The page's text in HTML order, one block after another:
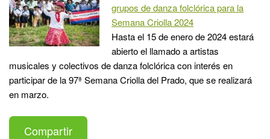
grupos de danza folclórica para la
Semana Criolla 2024
Hasta el 15 de enero de 2024 estará
abierto el llamado a artistas
musicales y colectivos de danza folclórica con interés en
participar de la 97ª Semana Criolla del Prado, que se realizará
en marzo.
Compartir